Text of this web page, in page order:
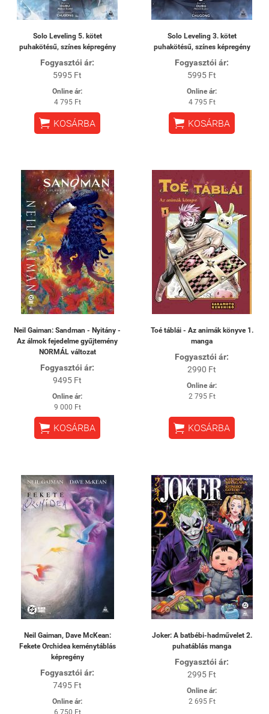
Solo Leveling 5. kötet
puhakötésű, színes képregény
Fogyasztói ár:
5995 Ft
Online ár:
4 795 Ft
 KOSÁRBA
Solo Leveling 3. kötet
puhakötésű, színes képregény
Fogyasztói ár:
5995 Ft
Online ár:
4 795 Ft
 KOSÁRBA
Neil Gaiman: Sandman - Nyitány -
Az álmok fejedelme gyűjtemény
NORMÁL változat
Fogyasztói ár:
9495 Ft
Online ár:
9 000 Ft
 KOSÁRBA
Toé táblái - Az animák könyve 1.
manga
Fogyasztói ár:
2990 Ft
Online ár:
2 795 Ft
 KOSÁRBA
Neil Gaiman, Dave McKean:
Fekete Orchidea keménytáblás
képregény
Fogyasztói ár:
7495 Ft
Online ár:
6 750 Ft
Joker: A batbébi-hadművelet 2.
puhatáblás manga
Fogyasztói ár:
2995 Ft
Online ár:
2 695 Ft